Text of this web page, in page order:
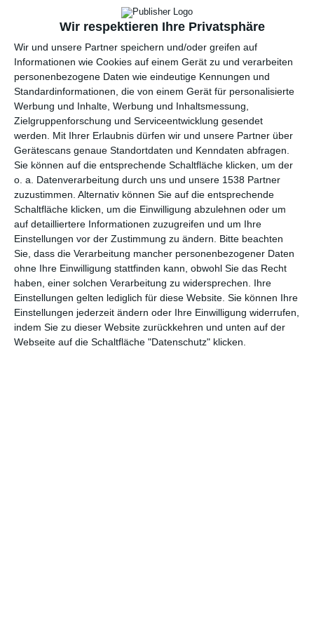
Wir respektieren Ihre Privatsphäre
Wir und unsere Partner speichern und/oder greifen auf
Informationen wie Cookies auf einem Gerät zu und verarbeiten
personenbezogene Daten wie eindeutige Kennungen und
Standardinformationen, die von einem Gerät für personalisierte
Werbung und Inhalte, Werbung und Inhaltsmessung,
Zielgruppenforschung und Serviceentwicklung gesendet
werden.
Mit Ihrer Erlaubnis dürfen wir und unsere Partner über
Gerätescans genaue Standortdaten und Kenndaten abfragen.
Sie können auf die entsprechende Schaltfläche klicken, um der
o. a. Datenverarbeitung durch uns und unsere 1538 Partner
zuzustimmen. Alternativ können Sie auf die entsprechende
Schaltfläche klicken, um die Einwilligung abzulehnen oder um
auf detailliertere Informationen zuzugreifen und um Ihre
Einstellungen vor der Zustimmung zu ändern.
Bitte beachten
Sie, dass die Verarbeitung mancher personenbezogener Daten
ohne Ihre Einwilligung stattfinden kann, obwohl Sie das Recht
haben, einer solchen Verarbeitung zu widersprechen. Ihre
Einstellungen gelten lediglich für diese Website. Sie können Ihre
Einstellungen jederzeit ändern oder Ihre Einwilligung widerrufen,
indem Sie zu dieser Website zurückkehren und unten auf der
Webseite auf die Schaltfläche "Datenschutz" klicken.
Marine-Schlafzimmer
Zu den Favoriten hinzufügen
Led-Beleuchtung im
Schlafzimmer